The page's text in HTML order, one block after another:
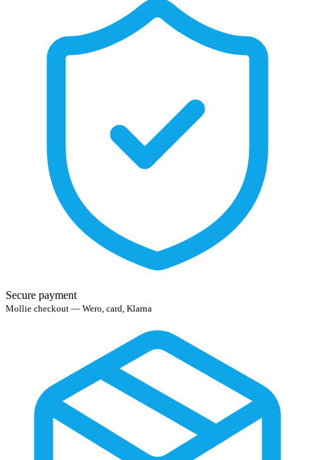
Secure payment
Mollie checkout — Wero, card, Klarna